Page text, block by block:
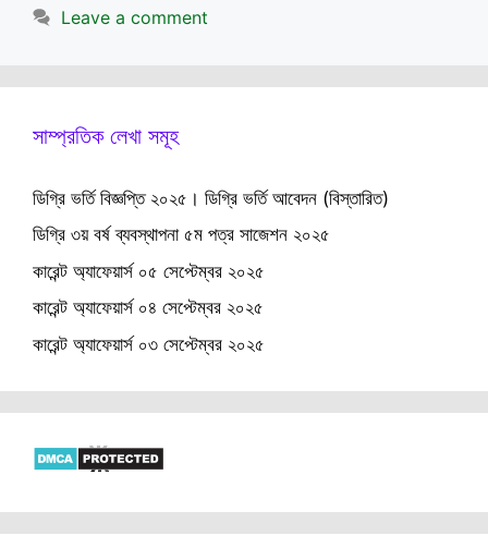
Leave a comment
সাম্প্রতিক লেখা সমূহ
ডিগ্রি ভর্তি বিজ্ঞপ্তি ২০২৫। ডিগ্রি ভর্তি আবেদন (বিস্তারিত)
ডিগ্রি ৩য় বর্ষ ব্যবস্থাপনা ৫ম পত্র সাজেশন ২০২৫
কারেন্ট অ্যাফেয়ার্স ০৫ সেপ্টেম্বর ২০২৫
কারেন্ট অ্যাফেয়ার্স ০৪ সেপ্টেম্বর ২০২৫
কারেন্ট অ্যাফেয়ার্স ০৩ সেপ্টেম্বর ২০২৫